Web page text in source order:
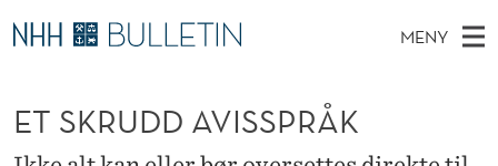
E
T
S
K
MENY
V
K
I
E
Stipendiater og nye forskerprofiler
ET SKRUDD AVISSPRÅK